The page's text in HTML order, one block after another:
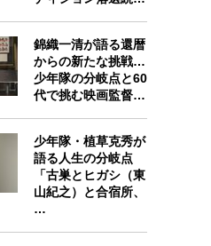
錦織一清が語る還暦
からの新たな挑戦…
少年隊の分岐点と60
代で挑む映画監督…
少年隊・植草克秀が
語る人生の分岐点
「古巣とヒガシ（東
山紀之）と合宿所、
…